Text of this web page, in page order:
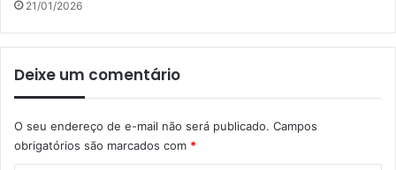
21/01/2026
Deixe um comentário
O seu endereço de e-mail não será publicado. Campos
obrigatórios são marcados com *